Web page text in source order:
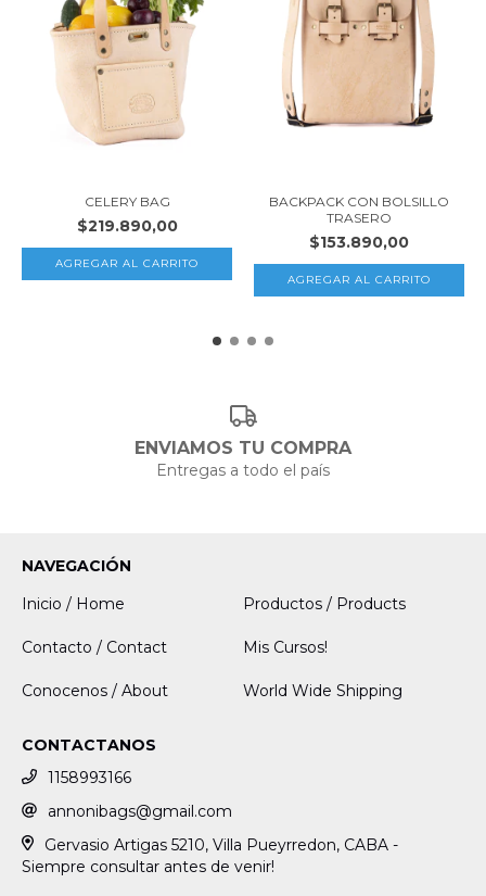
CELERY BAG
$219.890,00
BACKPACK CON BOLSILLO
TRASERO
$153.890,00
ENVIAMOS TU COMPRA
Entregas a todo el país
NAVEGACIÓN
Inicio / Home
Productos / Products
Contacto / Contact Mis Cursos!
Conocenos / About World Wide Shipping
CONTACTANOS
1158993166
annonibags@gmail.com
Gervasio Artigas 5210, Villa Pueyrredon, CABA -
Siempre consultar antes de venir!